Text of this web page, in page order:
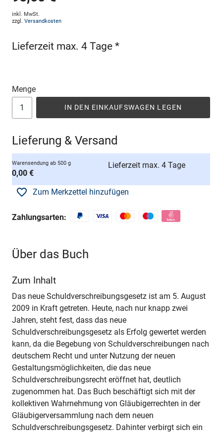
inkl. MwSt.
zzgl. Versandkosten
Lieferzeit max. 4 Tage *
Menge
IN DEN EINKAUFSWAGEN LEGEN
Lieferung & Versand
Warensendung ab 500 g
0,00 €
Lieferzeit max. 4 Tage
Zum Merkzettel hinzufügen
Zahlungsarten:
Über das Buch
Zum Inhalt
Das neue Schuldverschreibungsgesetz ist am 5. August
2009 in Kraft getreten. Heute, nach nur knapp zwei
Jahren, steht fest, dass das neue
Schuldverschreibungsgesetz als Erfolg gewertet werden
kann, da die Begebung von Schuldverschreibungen nach
deutschem Recht und unter Nutzung der neuen
Gestaltungsmöglichkeiten, die das neue
Schuldverschreibungsrecht eröffnet hat, deutlich
zugenommen hat. Das Buch beschäftigt sich mit der
kollektiven Wahrnehmung von Gläubigerrechten in der
Gläubigerversammlung nach dem neuen
Schuldverschreibungsgesetz. Dahinter verbirgt sich ein